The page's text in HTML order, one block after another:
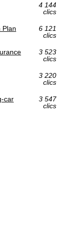
4 144
clics
Plan
6 121
clics
3 523
clics
3 220
clics
car
3 547
clics